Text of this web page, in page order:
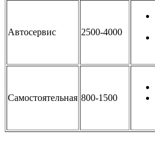
Автосервис 2500-4000
Самостоятельная 800-1500